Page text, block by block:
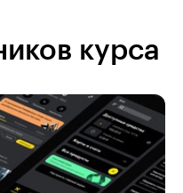
курса